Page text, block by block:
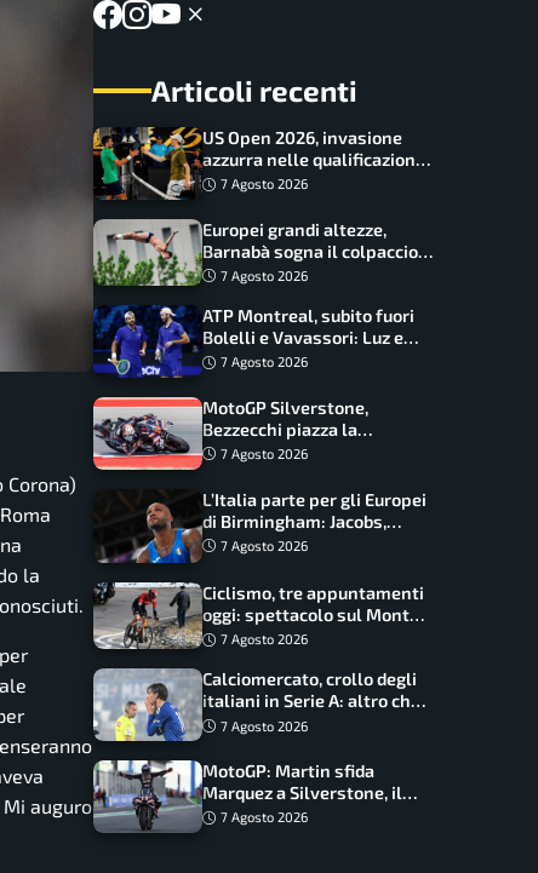
la
auguro
Articoli recenti
US Open 2026, invasione
azzurra nelle qualificazioni:
17 italiani a caccia del main
7 Agosto 2026
Europei grandi altezze,
Barnabà sogna il colpaccio:
è leader a metà gara, Baraldi
7 Agosto 2026
ATP Montreal, subito fuori
Bolelli e Vavassori: Luz e
Matos fermano gli azzurri
7 Agosto 2026
MotoGP Silverstone,
Bezzecchi piazza la
zampata: Aprilia domina,
7 Agosto 2026
L’Italia parte per gli Europei
di Birmingham: Jacobs,
Tamberi e Battocletti
record
7 Agosto 2026
Ciclismo, tre appuntamenti
oggi: spettacolo sul Mont
Ventoux, orari e come
7 Agosto 2026
Calciomercato, crollo degli
italiani in Serie A: altro che
svolta dopo il Mondiale
7 Agosto 2026
MotoGP: Martin sfida
Marquez a Silverstone, il
programma e gli orari
7 Agosto 2026